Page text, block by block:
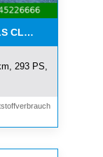
CLS 350
293 PS,